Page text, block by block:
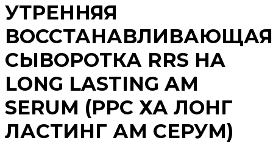
УТРЕННЯЯ
ВОССТАНАВЛИВАЮЩАЯ
СЫВОРОТКА RRS HA
LONG LASTING AM
SERUM (РРС ХА ЛОНГ
ЛАСТИНГ АМ СЕРУМ)